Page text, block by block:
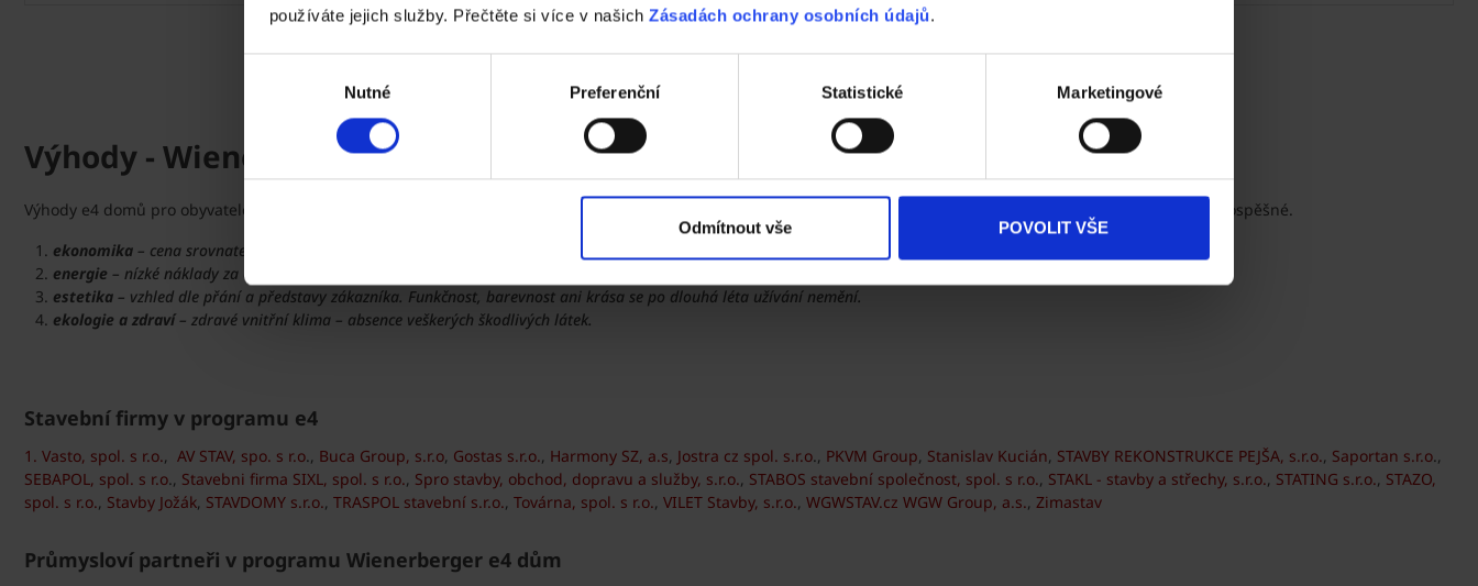
používáte jejich služby. Přečtěte si více v našich Zásadách ochrany osobních údajů.
Nutné Preferenční Statistické Marketingové
Odmítnout vše POVOLIT VŠE
Výhody - Wienerberger e4 dům
Výhody e4 domů pro obyvatele odráží samotný název programu. e4 domy jsou: ekonomické, energeticky efektivní, estetické, ekologické a bydlení v nich je zdraví prospěšné.
ekonomika – cena srovnatelná, trvanlivost a odolnost, minimální údržba.
energie – nízké náklady za energie nyní i do budoucna – splňuje požadavky pro NZEB.
estetika – vzhled dle přání a představy zákazníka. Funkčnost, barevnost ani krása se po dlouhá léta užívání nemění.
ekologie a zdraví– zdravé vnitřní klima – absence veškerých škodlivých látek.
Stavební firmy v programu e4
1. Vasto, spol. s r.o., AV STAV, spo. s r.o., Buca Group, s.r.o, Gostas s.r.o., Harmony SZ, a.s, Jostra cz spol. s.r.o., PKVM Group, Stanislav Kucián, STAVBY REKONSTRUKCE PEJŠA, s.r.o., Saportan s.r.o.,
SEBAPOL, spol. s r.o., Stavebni firma SIXL, spol. s r.o., Spro stavby, obchod, dopravu a služby, s.r.o., STABOS stavební společnost, spol. s r.o., STAKL - stavby a střechy, s.r.o., STATING s.r.o., STAZO,
spol. s r.o., Stavby Jožák, STAVDOMY s.r.o., TRASPOL stavební s.r.o., Továrna, spol. s r.o., VILET Stavby, s.r.o., WGWSTAV.cz WGW Group, a.s., Zimastav
Průmysloví partneři v programu Wienerberger e4 dům